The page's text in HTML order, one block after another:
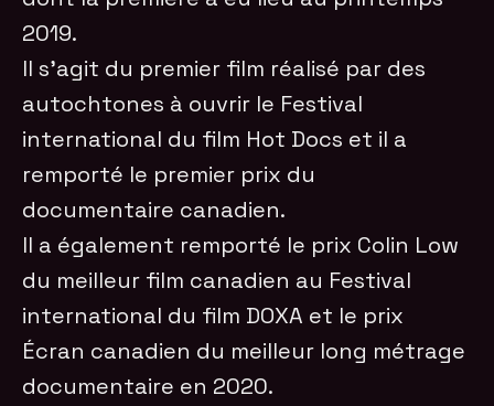
2019.
Il s’agit du premier film réalisé par des
autochtones à ouvrir le Festival
international du film Hot Docs et il a
remporté le premier prix du
documentaire canadien.
Il a également remporté le prix Colin Low
du meilleur film canadien au Festival
international du film DOXA et le prix
Écran canadien du meilleur long métrage
documentaire en 2020.